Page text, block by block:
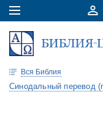
Вся Библия
Синодальный перевод